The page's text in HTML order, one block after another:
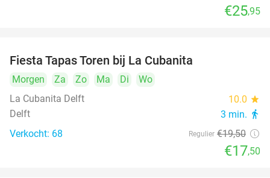
€25,95
Fiesta Tapas Toren bij La Cubanita
Morgen Za Zo Ma Di
Wo
La Cubanita Delft
10.0 star
Delft 3 min. directions_walk
Verkocht: 68 Regulier €19,50
€17,50